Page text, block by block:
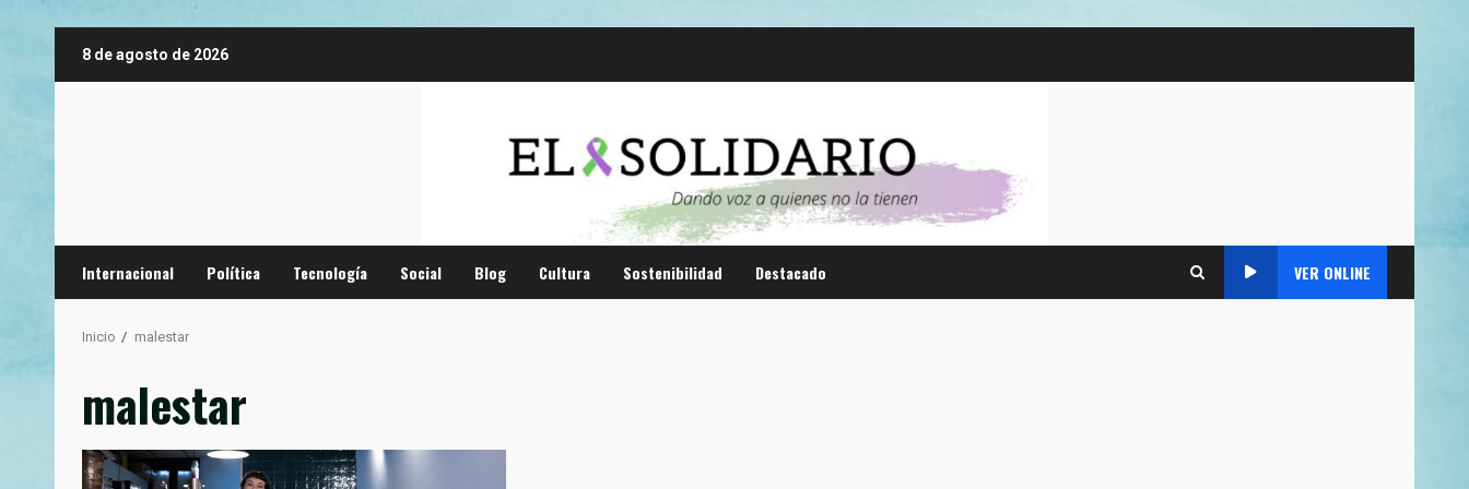
8 de agosto de 2026
Internacional Política Tecnología Social Blog Cultura Sostenibilidad Destacado VER ONLINE
Inicio malestar
malestar